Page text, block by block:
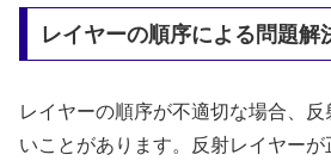
レイヤーの順序による問題解
レイヤーの順序が不適切な場合、
いことがあります。反射レイヤー